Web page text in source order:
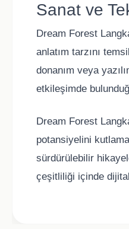
Sanat ve
Dream Forest
anlatım tarzını
donanım veya
etkileşimde
Dream Forest
potansiyelini
sürdürülebilir
çeşitliliği içinde